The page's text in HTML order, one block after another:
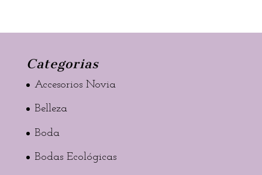
Categorias
Accesorios Novia
Belleza
Boda
Bodas Ecológicas